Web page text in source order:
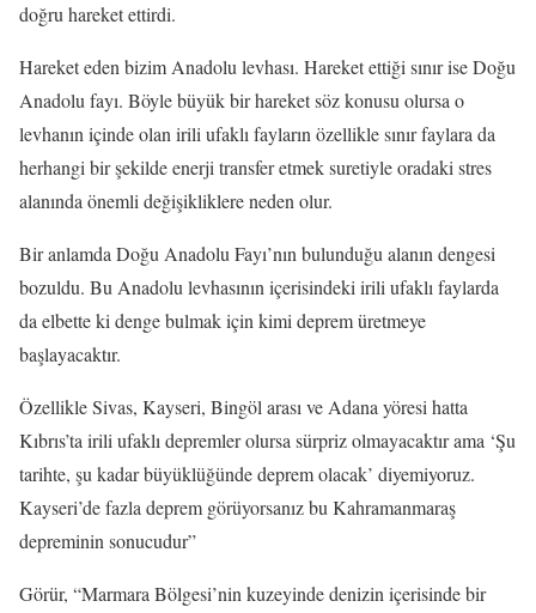
doğru hareket ettirdi.
Hareket eden bizim Anadolu levhası. Hareket ettiği sınır ise Doğu
Anadolu fayı. Böyle büyük bir hareket söz konusu olursa o
levhanın içinde olan irili ufaklı fayların özellikle sınır faylara da
herhangi bir şekilde enerji transfer etmek suretiyle oradaki stres
alanında önemli değişikliklere neden olur.
Bir anlamda Doğu Anadolu Fayı’nın bulunduğu alanın dengesi
bozuldu. Bu Anadolu levhasının içerisindeki irili ufaklı faylarda
da elbette ki denge bulmak için kimi deprem üretmeye
başlayacaktır.
Özellikle Sivas, Kayseri, Bingöl arası ve Adana yöresi hatta
Kıbrıs’ta irili ufaklı depremler olursa sürpriz olmayacaktır ama ‘Şu
tarihte, şu kadar büyüklüğünde deprem olacak’ diyemiyoruz.
Kayseri’de fazla deprem görüyorsanız bu Kahramanmaraş
depreminin sonucudur”
Görür, “Marmara Bölgesi’nin kuzeyinde denizin içerisinde bir